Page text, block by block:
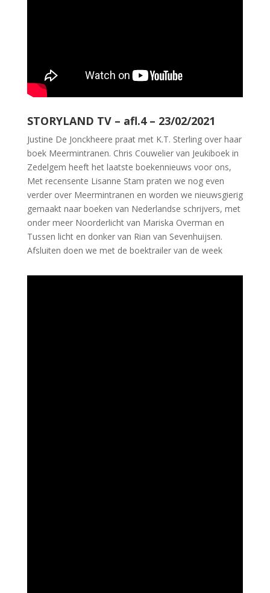
STORYLAND TV – afl.4 – 23/02/2021
Justine De Jonckheere praat met K.T. Sterling over haar
boek Meermintranen. Chris Couwelier van Jeukiboek in
Zedelgem heeft het laatste boekennieuws voor ons,
Met recensente Lisanne Stam praten we nog even
verder over Meermintranen en worden we nieuwsgierig
gemaakt naar boeken van Nederlandse schrijvers, met
onder meer Noorderlicht van Mariska Overman en
Tussen licht en donker van Rian van Sevenhuijsen.
Afsluiten doen we met de boektrailer van de week